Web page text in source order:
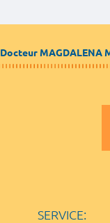
Docteur MAGDALENA
SERVICE: